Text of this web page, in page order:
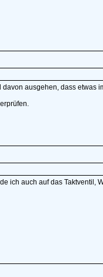
ausgehen, dass etwas
ich auch auf das Taktventil,